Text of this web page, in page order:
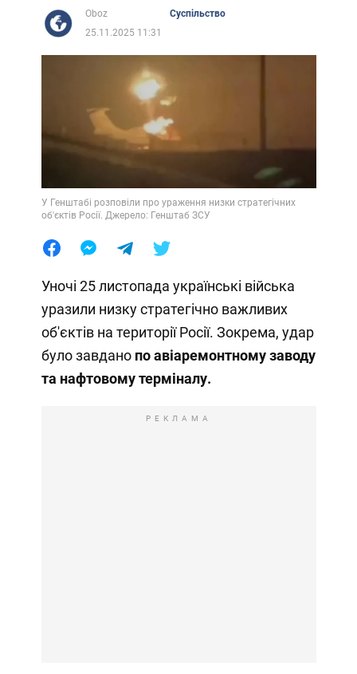
Oboz
Суспільство
25.11.2025 11:31
У Генштабі розповіли про ураження низки стратегічних
об'єктів Росії. Джерело: Генштаб ЗСУ
Уночі 25 листопада українські війська
уразили низку стратегічно важливих
об'єктів на території Росії. Зокрема, удар
було завданопо авіаремонтному заводу
та нафтовому терміналу.
РЕКЛАМА